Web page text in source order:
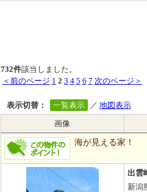
732件該当しました。
＜前のページ 1 2 3 4 5 6 7 次のページ＞
表示切替： 一覧表示 ／ 地図表示
画像
海が見える家！
出雲
新潟